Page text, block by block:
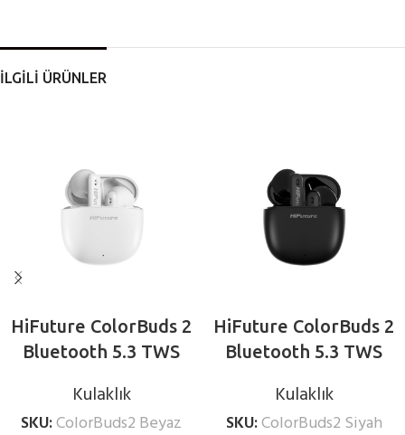
İLGİLİ ÜRÜNLER
HiFuture ColorBuds 2
Bluetooth 5.3 TWS
Kulaklık Beyaz
Kulaklık
SKU:ColorBuds2 Beyaz
HiFuture ColorBuds 2
Bluetooth 5.3 TWS
Kulaklık Siyah
Kulaklık
SKU:ColorBuds2 Siyah